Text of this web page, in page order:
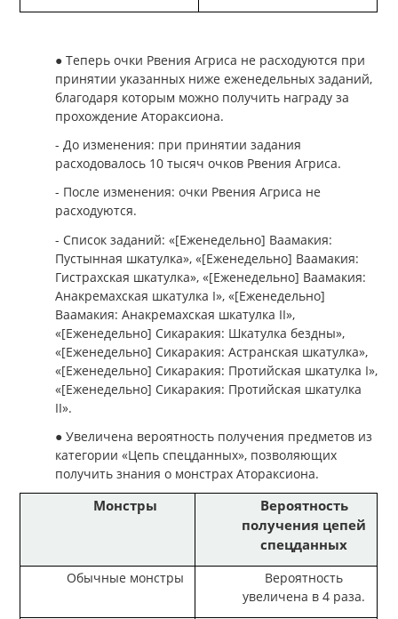
● Теперь очки Рвения Агриса не расходуются при
принятии указанных ниже еженедельных заданий,
благодаря которым можно получить награду за
прохождение Атораксиона.
- До изменения: при принятии задания
расходовалось 10 тысяч очков Рвения Агриса.
- После изменения: очки Рвения Агриса не
расходуются.
- Список заданий: «[Еженедельно] Ваамакия:
Пустынная шкатулка», «[Еженедельно] Ваамакия:
Гистрахская шкатулка», «[Еженедельно] Ваамакия:
Анакремахская шкатулка I», «[Еженедельно]
Ваамакия: Анакремахская шкатулка II»,
«[Еженедельно] Сикаракия: Шкатулка бездны»,
«[Еженедельно] Сикаракия: Астранская шкатулка»,
«[Еженедельно] Сикаракия: Протийская шкатулка I»,
«[Еженедельно] Сикаракия: Протийская шкатулка
II».
● Увеличена вероятность получения предметов из
категории «Цепь спецданных», позволяющих
получить знания о монстрах Атораксиона.
Монстры
Вероятность
получения цепей
спецданных
Обычные монстры
Вероятность
увеличена в 4 раза.